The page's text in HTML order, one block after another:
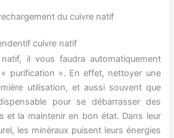
du cuivre natif
il vous faudra automatiquement
purification ». En effet, nettoyer une
utilisation, et aussi souvent que
pour se débarrasser des
et la maintenir en bon état. Dans leur
les minéraux puisent leurs énergies